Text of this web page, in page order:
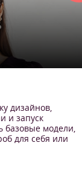
дизайнов,
и запуск
базовые модели,
для себя или